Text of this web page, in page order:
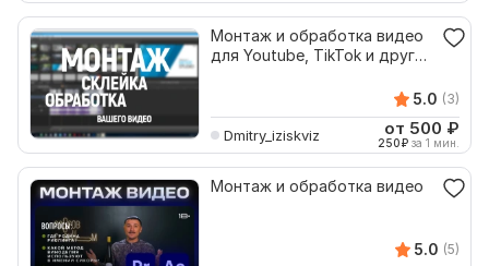
Монтаж и обработка видео
для Youtube, TikTok и других
5.0 (3)
Dmitry_iziskviz от 500 ₽
250₽ за 1 мин.
Монтаж и обработка видео
5.0 (5)